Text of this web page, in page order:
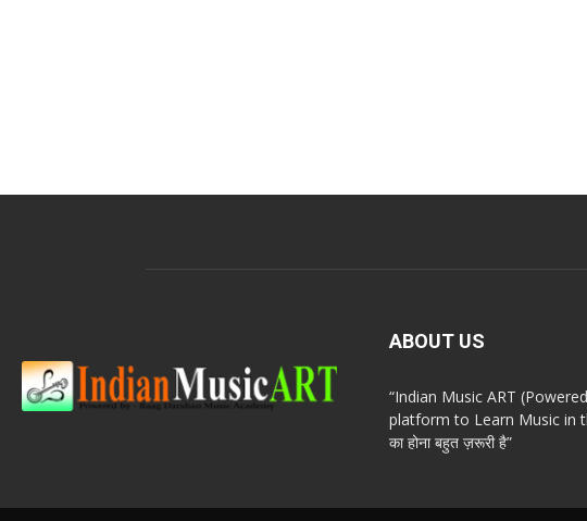
ABOUT US
“Indian Music ART
platform to Learn Music in
का होना बहुत ज़रूरी है”